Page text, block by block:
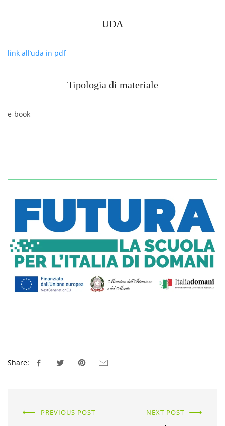
UDA
link all’uda in pdf
Tipologia di materiale
e-book
Share:
PREVIOUS POST NEXT POST